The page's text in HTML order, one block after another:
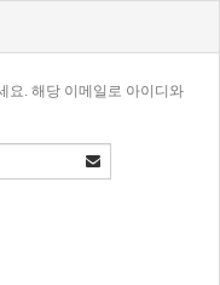
요. 해당 이메일로 아이디와